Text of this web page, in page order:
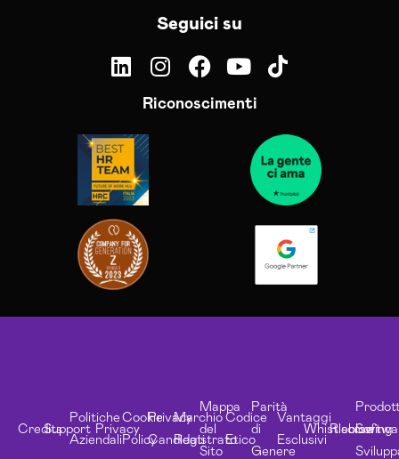
Seguici su
Riconoscimenti
CreditsSupport
Politiche
Aziendali
Privacy
Cookie
Policy
Privacy
Candidati
Marchio
Registrato
Mappa
del
Sito
Codice
Etico
Parità
di
Genere
Vantaggi
Esclusivi
Whistleblowing
Risorse